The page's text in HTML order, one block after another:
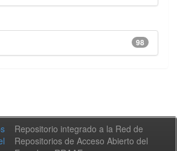
98
Repositorio integrado a la Red de
Repositorios de Acceso Abierto del